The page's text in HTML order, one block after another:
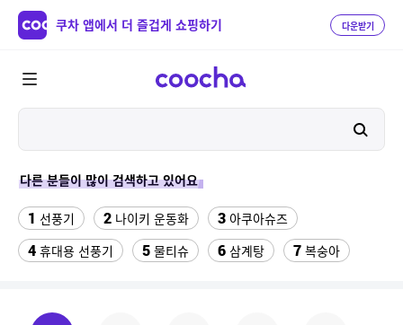
쿠차 앱에서 더 즐겁게 쇼핑하기 다운받기
다른 분들이 많이 검색하고 있어요
1 선풍기 2 나이키 운동화 3 아쿠아슈즈
4 휴대용 선풍기 5 물티슈 6 삼계탕 7 복숭아
ESSECORE KLEVV DDR4-3200 CL22 파인인포 (16GB)